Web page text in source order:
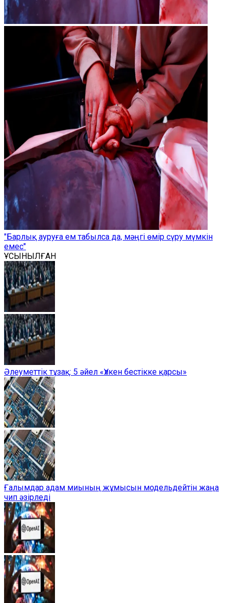
"Барлық ауруға ем табылса да, мәңгі өмір сүру мүмкін
емес"
ҰСЫНЫЛҒАН
Әлеуметтік тұзақ: 5 әйел «Үлкен бестікке қарсы»
Ғалымдар адам миының жұмысын модельдейтін жаңа
чип әзірледі